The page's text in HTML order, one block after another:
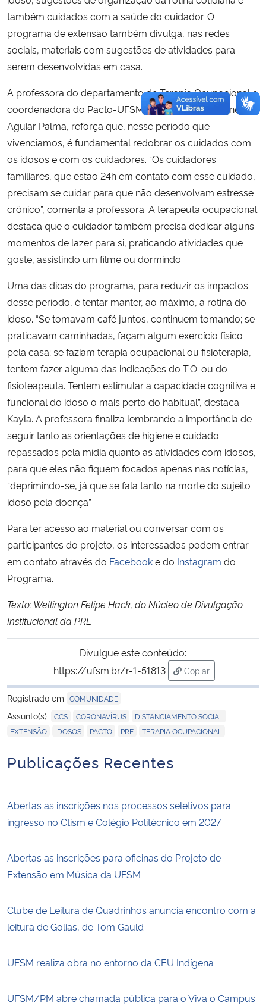
também cuidados com a saúde do cuidador. O
programa de extensão também divulga, nas redes
sociais, materiais com sugestões de atividades para
serem desenvolvidas em casa.
A professora do departamento de Terapia Ocupacional e
coordenadora do Pacto-UFSM, Kayla Araujo Ximenes
Aguiar Palma, reforça que, nesse período que
vivenciamos, é fundamental redobrar os cuidados com
os idosos e com os cuidadores. “Os cuidadores
familiares, que estão 24h em contato com esse cuidado,
precisam se cuidar para que não desenvolvam estresse
crônico”, comenta a professora. A terapeuta ocupacional
destaca que o cuidador também precisa dedicar alguns
momentos de lazer para si, praticando atividades que
goste, assistindo um filme ou dormindo.
Uma das dicas do programa, para reduzir os impactos
desse período, é tentar manter, ao máximo, a rotina do
idoso. “Se tomavam café juntos, continuem tomando; se
praticavam caminhadas, façam algum exercício físico
pela casa; se faziam terapia ocupacional ou fisioterapia,
tentem fazer alguma das indicações do T.O. ou do
fisioteapeuta. Tentem estimular a capacidade cognitiva e
funcional do idoso o mais perto do habitual”, destaca
Kayla. A professora finaliza lembrando a importância de
seguir tanto as orientações de higiene e cuidado
repassados pela mídia quanto as atividades com idosos,
para que eles não fiquem focados apenas nas notícias,
“deprimindo-se, já que se fala tanto na morte do sujeito
idoso pela doença”.
Para ter acesso ao material ou conversar com os
participantes do projeto, os interessados podem entrar
em contato através do Facebooke do Instagram do
Programa.
Texto: Wellington Felipe Hack, do Núcleo de Divulgação
Institucional da PRE
Divulgue este conteúdo:
https://ufsm.br/r-1-51813
Copiar
para área de
Registrado em COMUNIDADE
Assunto(s): CCS CORONAVÍRUS DISTANCIAMENTO SOCIAL
EXTENSÃO IDOSOS PACTO PRE TERAPIA OCUPACIONAL
Publicações Recentes
Abertas as inscrições nos processos seletivos para
ingresso no Ctism e Colégio Politécnico em 2027
Abertas as inscrições para oficinas do Projeto de
Extensão em Música da UFSM
Clube de Leitura de Quadrinhos anuncia encontro com a
leitura de Golias, de Tom Gauld
UFSM realiza obra no entorno da CEU Indígena
UFSM/PM abre chamada pública para o Viva o Campus